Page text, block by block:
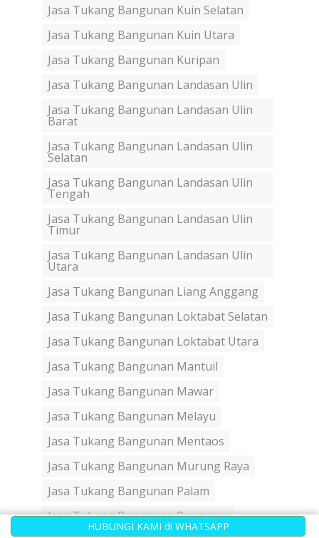
HUBUNGI KAMI di WHATSAPP
Jasa Tukang Bangunan Kuin Selatan
Jasa Tukang Bangunan Kuin Utara
Jasa Tukang Bangunan Kuripan
Jasa Tukang Bangunan Landasan Ulin
Jasa Tukang Bangunan Landasan Ulin
Barat
Jasa Tukang Bangunan Landasan Ulin
Selatan
Jasa Tukang Bangunan Landasan Ulin
Tengah
Jasa Tukang Bangunan Landasan Ulin
Timur
Jasa Tukang Bangunan Landasan Ulin
Utara
Jasa Tukang Bangunan Liang Anggang
Jasa Tukang Bangunan Loktabat Selatan
Jasa Tukang Bangunan Loktabat Utara
Jasa Tukang Bangunan Mantuil
Jasa Tukang Bangunan Mawar
Jasa Tukang Bangunan Melayu
Jasa Tukang Bangunan Mentaos
Jasa Tukang Bangunan Murung Raya
Jasa Tukang Bangunan Palam
Jasa Tukang Bangunan Pangeran